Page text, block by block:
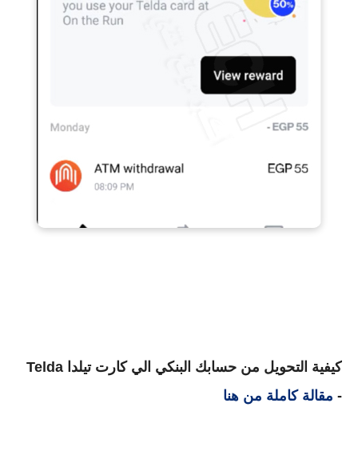
كيفية التحويل من حسابك البنكي الي كارت تيلدا Telda
- مقالة كاملة من هنا